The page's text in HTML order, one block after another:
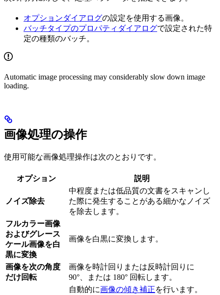
オプションダイアログの設定を使用する画像。
バッチタイプのプロパティダイアログで設定された特
定の種類のバッチ。
Automatic image processing may considerably slow down image
loading.
画像処理の操作
使用可能な画像処理操作は次のとおりです。
オプション 説明
ノイズ除去
中程度または低品質の文書をスキャンし
た際に発生することがある細かなノイズ
を除去します。
フルカラー画像
およびグレース
ケール画像を白
黒に変換
画像を白黒に変換します。
画像を次の角度
だけ回転
画像を時計回りまたは反時計回りに
90°、または 180° 回転します。
自動的に画像の傾き補正を行います。